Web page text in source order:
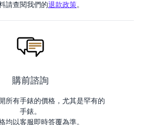
請查閱我們的退款政策。
購前諮詢
所有手錶的價格，尤其是罕有的
手錶。
均以客服即時答覆為準。